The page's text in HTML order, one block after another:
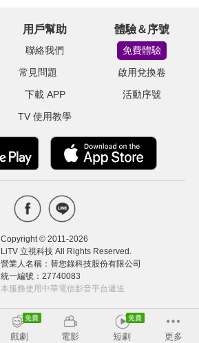
用戶幫助
聯絡我們
常見問題
下載 APP
TV 使用教學
體驗＆序號
免費體驗
啟用兌換卷
活動序號
Copyright © 2011-2026
LiTV 立視科技 All Rights Reserved.
營業人名稱：替您錄科技股份有限公司
統一編號：27740083
本服務使用中華電信影音平台遞送
戲劇 電影 短劇 更多